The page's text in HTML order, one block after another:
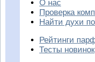
О нас
Проверка
Найти духи
Рейтинги
Тесты новинок